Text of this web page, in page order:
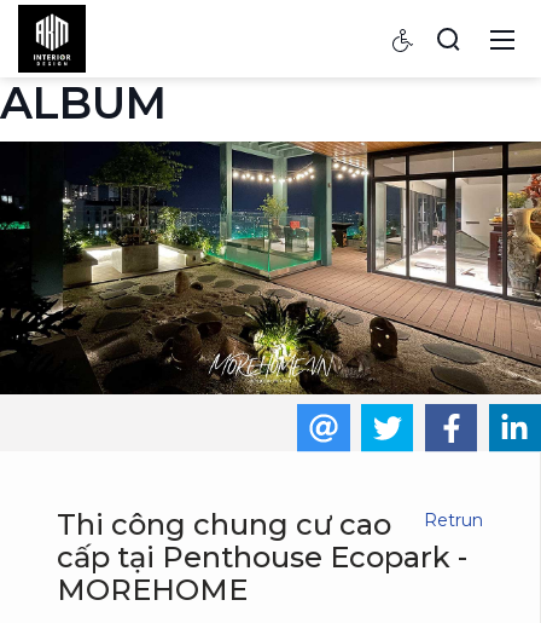
ALBUM
Retrun
Thi công chung cư cao
cấp tại Penthouse Ecopark -
MOREHOME